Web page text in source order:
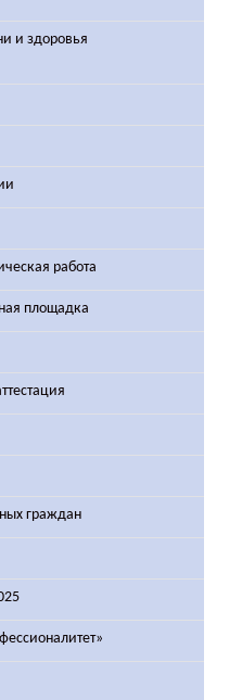
и здоровья
работа
площадка
граждан